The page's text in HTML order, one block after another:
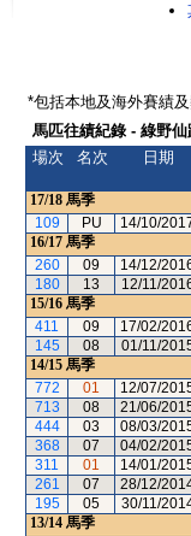
*包括本地及海外賽績
馬匹往績紀錄 - 綠野仙
場次
名次 日期
17/18 馬季
109
PU 14/10/
16/17 馬季
260
09 14/12/
180
13 12/11/
15/16 馬季
411
09 17/02/
145
08 01/11/
14/15 馬季
772
01 12/07/
713
08 21/06/
444
03 08/03/
368
07 04/02/
311
01 14/01/
261
07 28/12/
195
05 30/11/
13/14 馬季